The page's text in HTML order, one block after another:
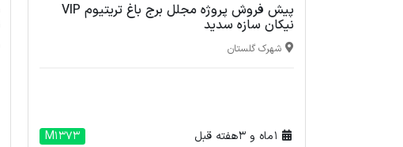
پیش فروش پروژه مجلل برج باغ تریتیوم VIP
نیکان سازه سدید
شهرک گلستان
M1373